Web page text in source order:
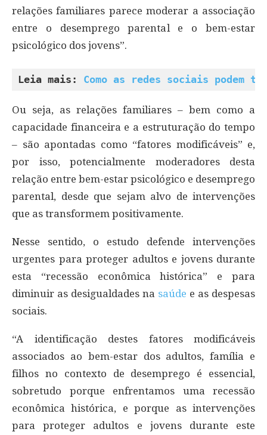
relações familiares parece moderar a associação
entre o desemprego parental e o bem-estar
psicológico dos jovens”.
Leia mais: Como as redes sociais podem
Ou seja, as relações familiares – bem como a
capacidade financeira e a estruturação do tempo
– são apontadas como “fatores modificáveis” e,
por isso, potencialmente moderadores desta
relação entre bem-estar psicológico e desemprego
parental, desde que sejam alvo de intervenções
que as transformem positivamente.
Nesse sentido, o estudo defende intervenções
urgentes para proteger adultos e jovens durante
esta “recessão econômica histórica” e para
diminuir as desigualdades na saúde e as despesas
sociais.
“A identificação destes fatores modificáveis
associados ao bem-estar dos adultos, família e
filhos no contexto de desemprego é essencial,
sobretudo porque enfrentamos uma recessão
econômica histórica, e porque as intervenções
para proteger adultos e jovens durante este